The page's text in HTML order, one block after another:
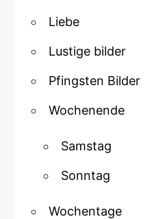
Liebe
Lustige bilder
Pfingsten Bilder
Wochenende
Samstag
Sonntag
Wochentage